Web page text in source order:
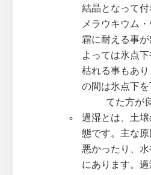
結晶となって
メラウキウム
霜に耐える事
よっては氷点
枯れる事もあ
の間は氷点下
てた方が
過湿とは、土
態です。主な
悪かったり、
にあります。